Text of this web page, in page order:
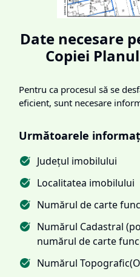
Date necesare
Copiei
Pentru ca procesul să se
eficient, sunt necesare
Următoarele
Județul imobilului
Localitatea imobilului
Numărul de carte
Numărul Cadastral
numărul de carte
Numărul